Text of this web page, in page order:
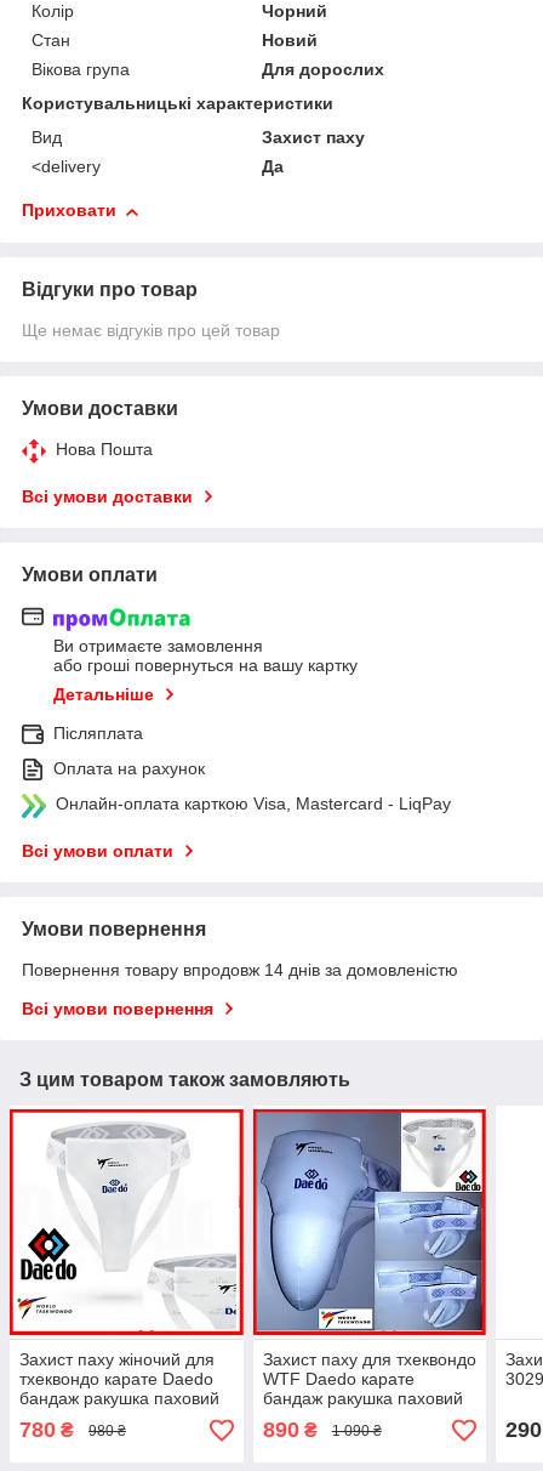
Колір
Чорний
Стан
Новий
Вікова група
Для дорослих
Користувальницькі характеристики
Вид
Захист паху
<delivery
Да
Приховати
Відгуки про товар
Ще немає відгуків про цей товар
Умови доставки
Нова Пошта
Всі умови доставки
Умови оплати
Ви отримаєте замовлення
або гроші повернуться на вашу картку
Детальніше
Післяплата
Оплата на рахунок
Онлайн-оплата карткою Visa, Mastercard - LiqPay
Всі умови оплати
Умови повернення
Повернення товару впродовж 14 днів за домовленістю
Всі умови повернення
З цим товаром також замовляють
Захист паху жіночий для
тхеквондо карате Daedo
бандаж ракушка паховий
захист для бойових
мистецтв боротьби
780 ₴ 980 ₴
Захист паху для тхеквондо
WTF Daedo карате
бандаж ракушка паховий
захист для бойових
мистецтв боротьби
890₴ 1 090 ₴ 290